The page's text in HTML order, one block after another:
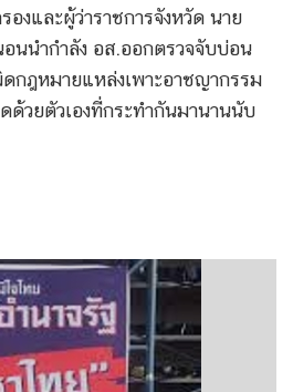
งและผู้ว่าราชการจังหวัด นาย
นนำกำลัง อส.ออกตรวจจับบ่อน
กฎหมายแหล่งเพาะอาชญากรรม
วยตัวเองที่กระทำกันมานานนับ